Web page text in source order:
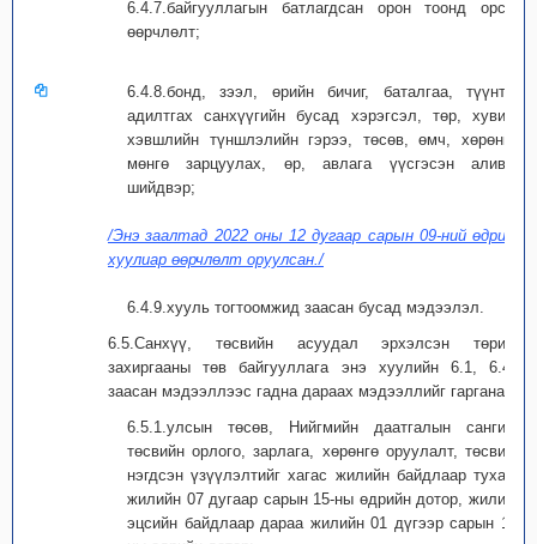
6.4.7.байгууллагын батлагдсан орон тоонд орсон
өөрчлөлт;
6.4.8.бонд, зээл, өрийн бичиг, баталгаа, түүнтэй
адилтгах санхүүгийн бусад хэрэгсэл, төр, хувийн
хэвшлийн түншлэлийн гэрээ, төсөв, өмч, хөрөнгө,
мөнгө зарцуулах, өр, авлага үүсгэсэн аливаа
шийдвэр;
/Энэ заалтад 2022 оны 12 дугаар сарын 09-ний өдрийн
хуулиар өөрчлөлт оруулсан./
6.4.9.хууль тогтоомжид заасан бусад мэдээлэл.
6.5.Санхүү, төсвийн асуудал эрхэлсэн төрийн
захиргааны төв байгууллага энэ хуулийн 6.1, 6.4-т
заасан мэдээллээс гадна дараах мэдээллийг гаргана:
6.5.1.улсын төсөв, Нийгмийн даатгалын сангийн
төсвийн орлого, зарлага, хөрөнгө оруулалт, төсвийн
нэгдсэн үзүүлэлтийг хагас жилийн байдлаар тухайн
жилийн 07 дугаар сарын 15-ны өдрийн дотор, жилийн
эцсийн байдлаар дараа жилийн 01 дүгээр сарын 15-